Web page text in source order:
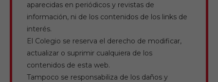
aparecidas en periódicos y revistas de
información, ni de los contenidos de los links de
interés.
El Colegio se reserva el derecho de modificar,
actualizar o suprimir cualquiera de los
contenidos de esta web.
Tampoco se responsabiliza de los daños y